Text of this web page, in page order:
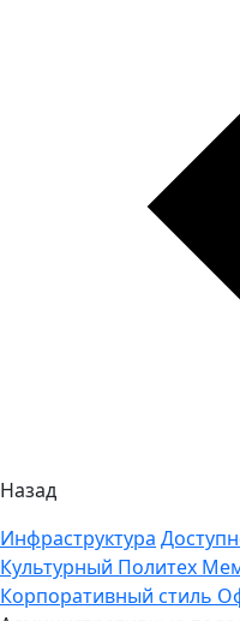
Назад
Инфраструктура
Культурный Политех
Корпоративный стиль